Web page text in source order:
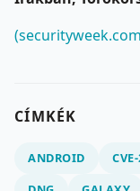
CÍMKÉK
ANDROID